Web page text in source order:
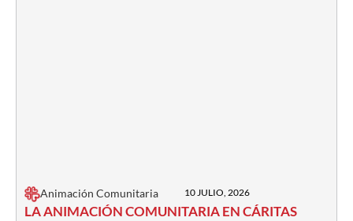
Animación Comunitaria 10 JULIO, 2026
LA ANIMACIÓN COMUNITARIA EN CÁRITAS